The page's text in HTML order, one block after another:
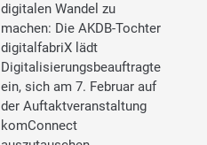
digitalen Wandel zu
machen: Die AKDB-Tochter
digitalfabriX lädt
Digitalisierungsbeauftragte
ein, sich am 7. Februar auf
der Auftaktveranstaltung
komConnect